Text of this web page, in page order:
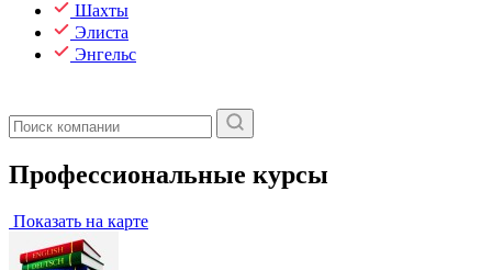
Шахты
Элиста
Энгельс
Профессиональные курсы
Показать на карте